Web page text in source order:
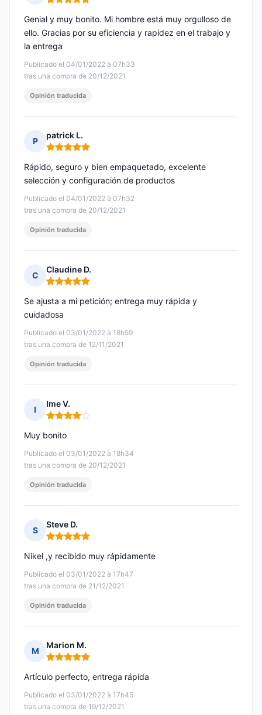
Nota: 5 de 5
Publicado el 04/01/2022 à 07h33
tras una compra de 20/12/2021
Genial y muy bonito. Mi hombre está muy orgulloso de
ello. Gracias por su eficiencia y rapidez en el trabajo y
la entrega
Opinión traducida
P
patrick L.
Nota: 5 de 5
Publicado el 04/01/2022 à 07h32
tras una compra de 20/12/2021
Rápido, seguro y bien empaquetado, excelente
selección y configuración de productos
Opinión traducida
C
Claudine D.
Nota: 5 de 5
Publicado el 03/01/2022 à 18h59
tras una compra de 12/11/2021
Se ajusta a mi petición; entrega muy rápida y
cuidadosa
Opinión traducida
I
Ime V.
Nota: 4 de 5
Publicado el 03/01/2022 à 18h34
tras una compra de 20/12/2021
Muy bonito
Opinión traducida
S
Steve D.
Nota: 5 de 5
Publicado el 03/01/2022 à 17h47
tras una compra de 21/12/2021
Nikel ,y recibido muy rápidamente
Opinión traducida
M
Marion M.
Nota: 5 de 5
Publicado el 03/01/2022 à 17h45
tras una compra de 19/12/2021
Artículo perfecto, entrega rápida